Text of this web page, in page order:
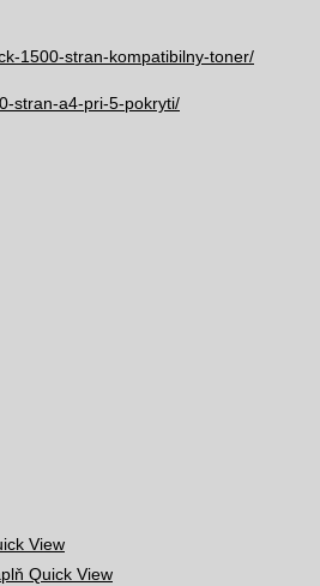
1500-stran-kompatibilny-toner/
stran-a4-pri-5-pokryti/
View
Quick View